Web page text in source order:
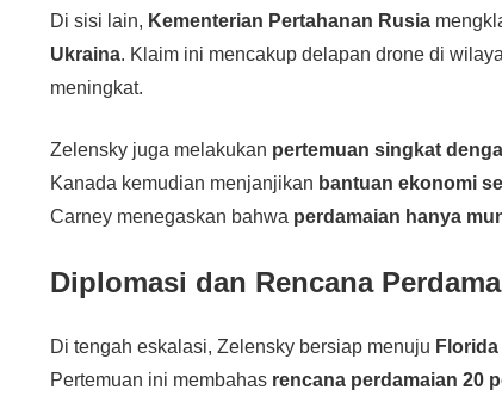
Di sisi lain, Kementerian Pertahanan Rusia
Ukraina. Klaim ini mencakup delapan drone di
meningkat.
Zelensky juga melakukan pertemuan singkat
Kanada kemudian menjanjikan bantuan ekonomi
Carney menegaskan bahwa perdamaian hanya
Diplomasi dan Rencana
Di tengah eskalasi, Zelensky bersiap menuju Florida
Pertemuan ini membahas rencana perdamaian 20